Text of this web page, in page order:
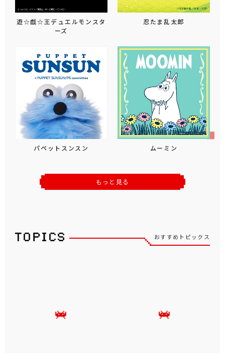
遊☆戯☆王デュエルモンスタ
ーズ
忍たま乱太郎
パペットスンスン ムーミン
もっと見る
おすすめトピックス